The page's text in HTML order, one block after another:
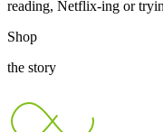
reading, Netflix-ing or
Shop
the story